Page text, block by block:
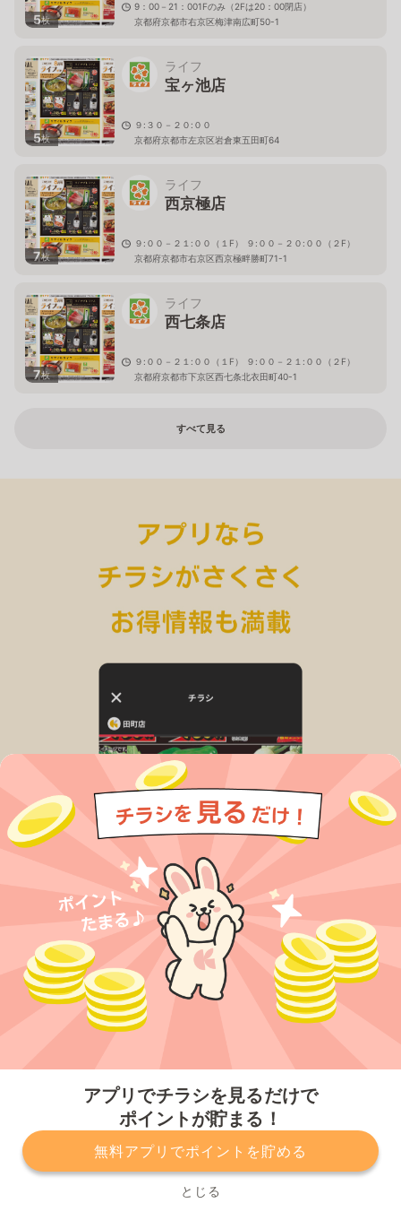
アプリでチラシを見るだけで
ポイントが貯まる！
無料アプリでポイントを貯める
とじる
5枚
9：00－21：001Fのみ（2Fは20：00閉店）
京都府京都市右京区梅津南広町50-1
5枚
ライフ
宝ヶ池店
９:３０－２０:００
京都府京都市左京区岩倉東五田町64
7枚
ライフ
西京極店
９:００－２１:００（１F） ９:００－２０:００（２F）
京都府京都市右京区西京極畔勝町71-1
7枚
ライフ
西七条店
９:００－２１:００（１F） ９:００－２１:００（２F）
京都府京都市下京区西七条北衣田町40-1
すべて見る
プライバシーポリシー 利用規約
運営会社
サービスに関してのお問い合わせ